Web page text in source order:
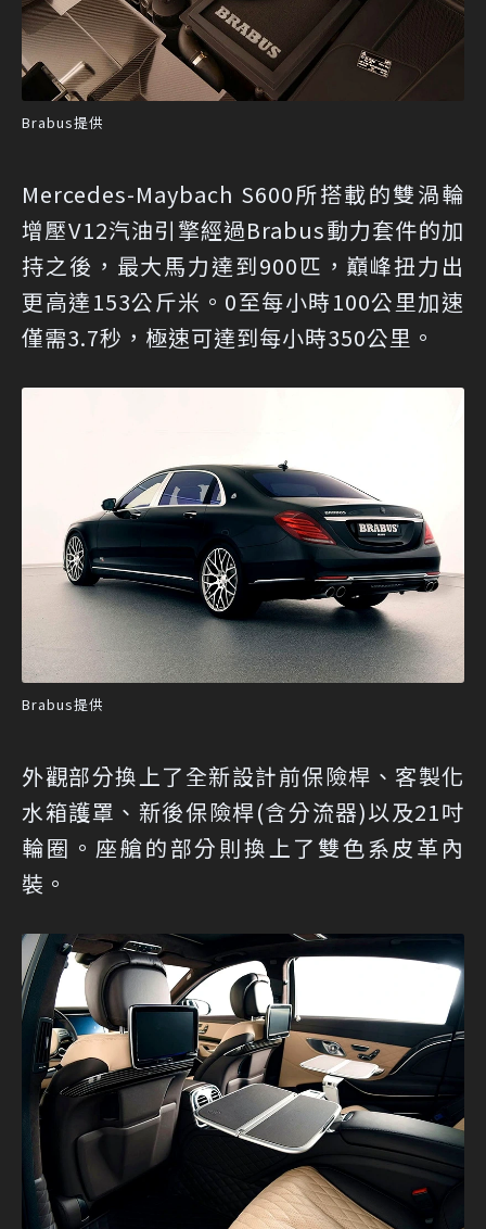
Brabus提供
Mercedes-Maybach S600所搭載的雙渦輪
增壓V12汽油引擎經過Brabus動力套件的加
持之後，最大馬力達到900匹，巔峰扭力出
更高達153公斤米。0至每小時100公里加速
僅需3.7秒，極速可達到每小時350公里。
Brabus提供
外觀部分換上了全新設計前保險桿、客製化
水箱護罩、新後保險桿(含分流器)以及21吋
輪圈。座艙的部分則換上了雙色系皮革內
裝。